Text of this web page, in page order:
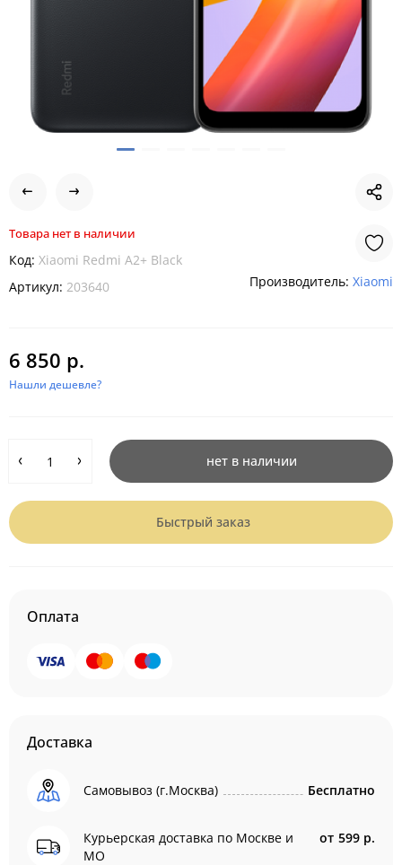
Товара нет в наличии
Код: Xiaomi Redmi A2+ Black
Артикул: 203640 Производитель: Xiaomi
6 850 р.
Нашли дешевле?
нет в наличии
Быстрый заказ
Оплата
Доставка
Самовывоз (г.Москва) Бесплатно
Курьерская доставка по Москве и
МО
от 599 р.